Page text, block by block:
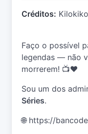
Créditos: Kilokiko
Faço o possível
legendas — não
morrerem! 📺❤️
Sou um dos
Séries.
🌐 https://